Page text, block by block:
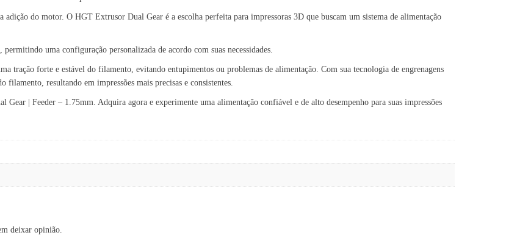
adição do motor. O HGT Extrusor Dual Gear é a escolha perfeita para impressoras 3D que buscam um sistema de alimentação
permitindo uma configuração personalizada de acordo com suas necessidades.
tração forte e estável do filamento, evitando entupimentos ou problemas de alimentação. Com sua tecnologia de engrenagens
resultando em impressões mais precisas e consistentes.
| Feeder – 1.75mm. Adquira agora e experimente uma alimentação confiável e de alto desempenho para suas impressões
deixar opinião.